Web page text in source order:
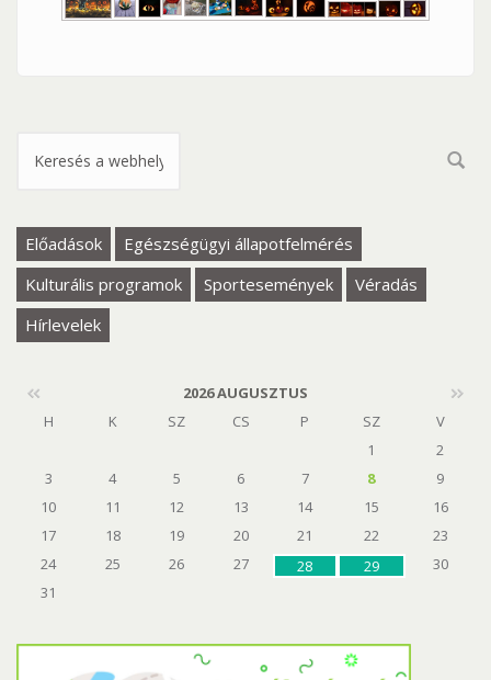
Keresés űrlap
Előadások
Egészségügyi állapotfelmérés
Kulturális programok
Sportesemények
Véradás
Hírlevelek
H K SZ CS P SZ
V
1
2
3
4 5 6 7 8
9
10
11 12 13 14 15
16
17
18 19 20 21 22
23
24
25 26 27 28 29
30
31
2026 AUGUSZTUS